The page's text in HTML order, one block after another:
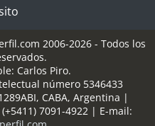
2006-2026 - Todos los
Carlos Piro.
número 5346433
, CABA, Argentina |
(+5411) 7091-4922| E-mail: